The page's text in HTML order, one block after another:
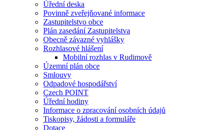
Úřední deska
Povinně zveřejňované informace
Zastupitelstvo obce
Plán zasedání Zastupitelstva
Obecně závazné vyhlášky
Rozhlasové hlášení
Mobilní rozhlas v Rudimově
Územní plán obce
Smlouvy
Odpadové hospodářství
Czech POINT
Úřední hodiny
Informace o zpracování osobních údajů
Tiskopisy, žádosti a formuláře
Dotace